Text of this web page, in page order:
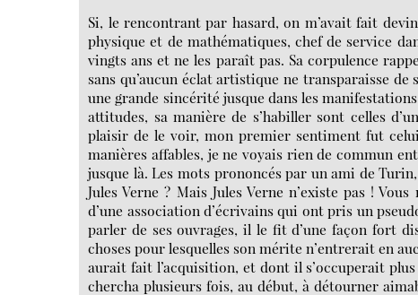
Si, le rencontrant par hasard, on m’avait fait
physique et de mathématiques, chef de service
vingts ans et ne les paraît pas. Sa corpulence
sans qu’aucun éclat artistique ne transparaisse
une grande sincérité jusque dans les
attitudes, sa manière de s’habiller sont celles
plaisir de le voir, mon premier sentiment fut
manières affables, je ne voyais rien de commun
jusque là. Les mots prononcés par un ami de
Jules Verne ? Mais Jules Verne n’existe pas !
d’une association d’écrivains qui ont pris un
parler de ses ouvrages, il le fit d’une façon fort
choses pour lesquelles son mérite n’entrerait en
aurait fait l’acquisition, et dont il s’occuperait
chercha plusieurs fois, au début, à détourner